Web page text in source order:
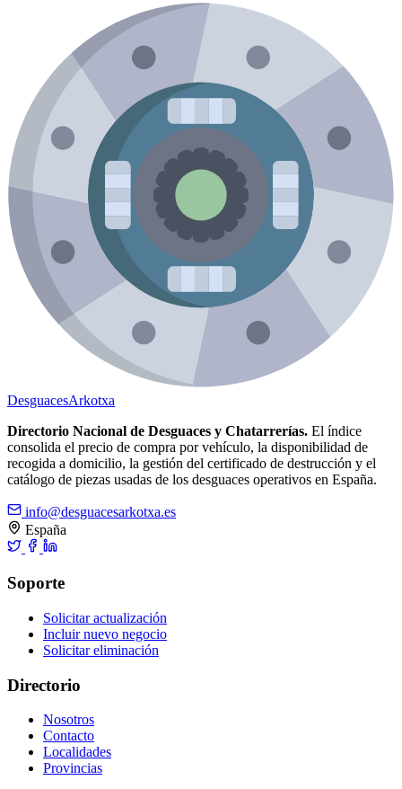
DesguacesArkotxa
Directorio Nacional de Desguaces y Chatarrerías. El índice
consolida el precio de compra por vehículo, la disponibilidad de
recogida a domicilio, la gestión del certificado de destrucción y el
catálogo de piezas usadas de los desguaces operativos en España.
info@desguacesarkotxa.es
España
Soporte
Solicitar actualización
Incluir nuevo negocio
Solicitar eliminación
Directorio
Nosotros
Contacto
Localidades
Provincias